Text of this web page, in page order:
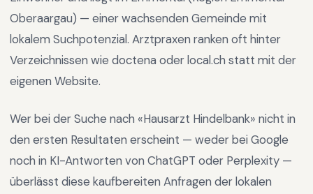
Oberaargau) — einer wachsenden Gemeinde mit
lokalem Suchpotenzial. Arztpraxen ranken oft hinter
Verzeichnissen wie doctena oder local.ch statt mit der
eigenen Website.
Wer bei der Suche nach «Hausarzt Hindelbank» nicht in
den ersten Resultaten erscheint — weder bei Google
noch in KI-Antworten von ChatGPT oder Perplexity —
überlässt diese kaufbereiten Anfragen der lokalen